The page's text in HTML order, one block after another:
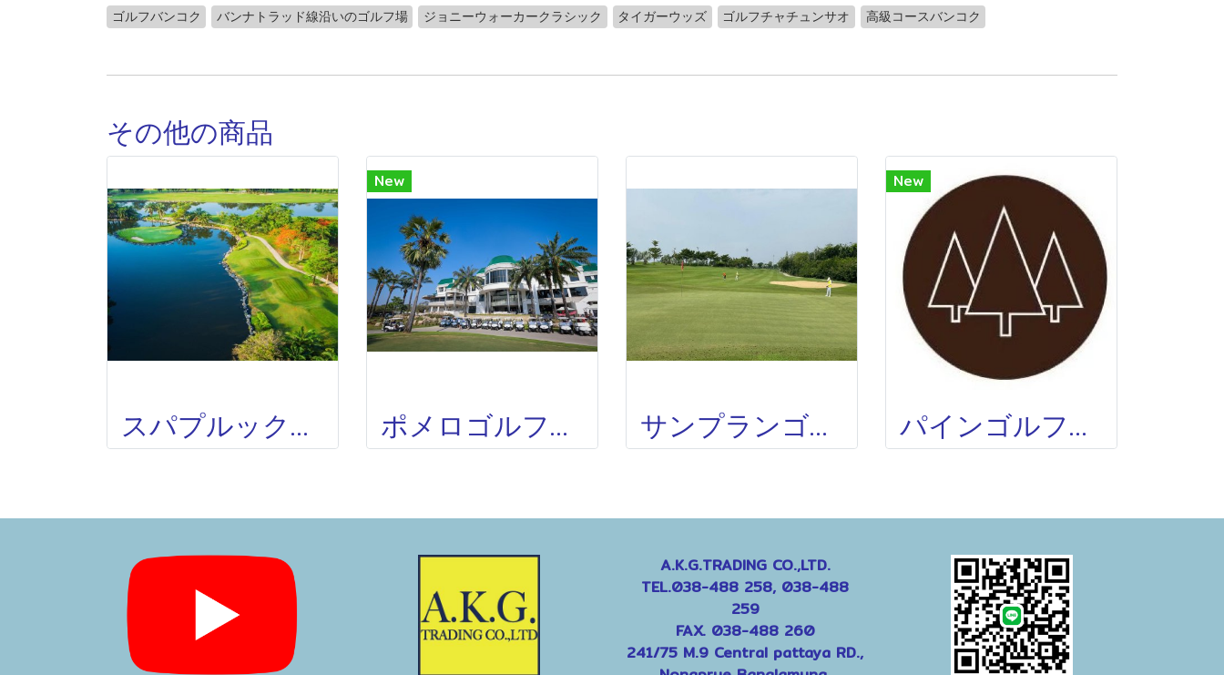
ゴルフバンコク バンナトラッド線沿いのゴルフ場 ジョニーウォーカークラシック タイガーウッズ ゴルフチャチュンサオ 高級コースバンコク
その他の商品
スパプルックゴルフクラブ SUBHAPRUEK GOLF CLUB
New
ポメロゴルフクラブ(旧キサダシティー)THE POMELO GOLF CLUB OLD COURSE サンプランゴルフクラブ(旧ローズガーデンゴルフ)SAMPRAN GOLF CLUB(ROSE GARDEN GOLF)
New
パインゴルフクラブ THE PINE GOLF CLUB
A.K.G.TRADING CO.,LTD.
TEL.038-488 258, 038-488
259
FAX. 038-488 260
241/75 M.9 Central pattaya RD.,